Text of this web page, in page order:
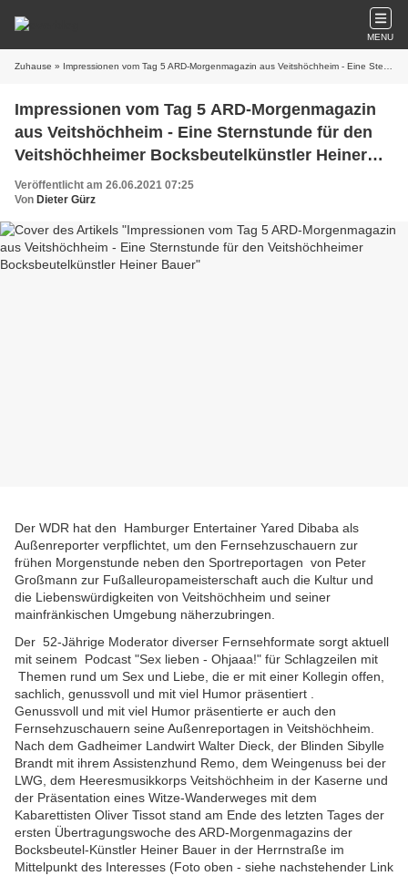
MENU
Zuhause » Impressionen vom Tag 5 ARD-Morgenmagazin aus Veitshöchheim - Eine Sternstunde für den Veitshöchheimer Bocksbeutelkünstler Heiner Bauer
Impressionen vom Tag 5 ARD-Morgenmagazin
aus Veitshöchheim - Eine Sternstunde für den
Veitshöchheimer Bocksbeutelkünstler Heiner
Bauer
Veröffentlicht am 26.06.2021 07:25
Von Dieter Gürz
Der WDR hat den Hamburger Entertainer Yared Dibaba als
Außenreporter verpflichtet, um den Fernsehzuschauern zur
frühen Morgenstunde neben den Sportreportagen von Peter
Großmann zur Fußalleuropameisterschaft auch die Kultur und
die Liebenswürdigkeiten von Veitshöchheim und seiner
mainfränkischen Umgebung näherzubringen.
Der 52-Jährige Moderator diverser Fernsehformate sorgt aktuell
mit seinem Podcast "Sex lieben - Ohjaaa!" für Schlagzeilen mit
Themen rund um Sex und Liebe, die er mit einer Kollegin offen,
sachlich, genussvoll und mit viel Humor präsentiert .
Genussvoll und mit viel Humor präsentierte er auch den
Fernsehzuschauern seine Außenreportagen in Veitshöchheim.
Nach dem Gadheimer Landwirt Walter Dieck, der Blinden Sibylle
Brandt mit ihrem Assistenzhund Remo, dem Weingenuss bei der
LWG, dem Heeresmusikkorps Veitshöchheim in der Kaserne und
der Präsentation eines Witze-Wanderweges mit dem
Kabarettisten Oliver Tissot stand am Ende des letzten Tages der
ersten Übertragungswoche des ARD-Morgenmagazins der
Bocksbeutel-Künstler Heiner Bauer in der Herrnstraße im
Mittelpunkt des Interesses (Foto oben - siehe nachstehender Link